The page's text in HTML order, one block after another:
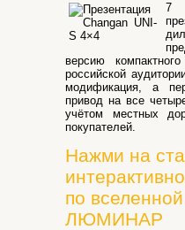
7
версию
российской
модификация, а
привод на все
учётом местных
покупателей.
Нажми на
по
ЛЮМИНАР